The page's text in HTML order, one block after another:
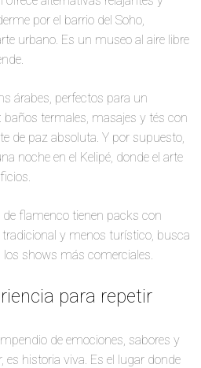
por el barrio del Soho,
urbano. Es un museo al aire libre
árabes, perfectos para un
baños termales, masajes y tés con
de paz absoluta. Y por supuesto,
noche en el Kelipé, donde el arte
flamenco tienen packs con
y menos turístico, busca
shows más comerciales.
para repetir
de emociones, sabores y
es historia viva. Es el lugar donde